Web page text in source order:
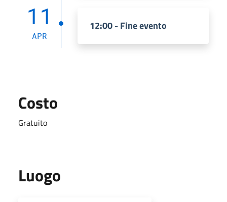
11
APR
12:00 - Fine evento
Costo
Gratuito
Luogo